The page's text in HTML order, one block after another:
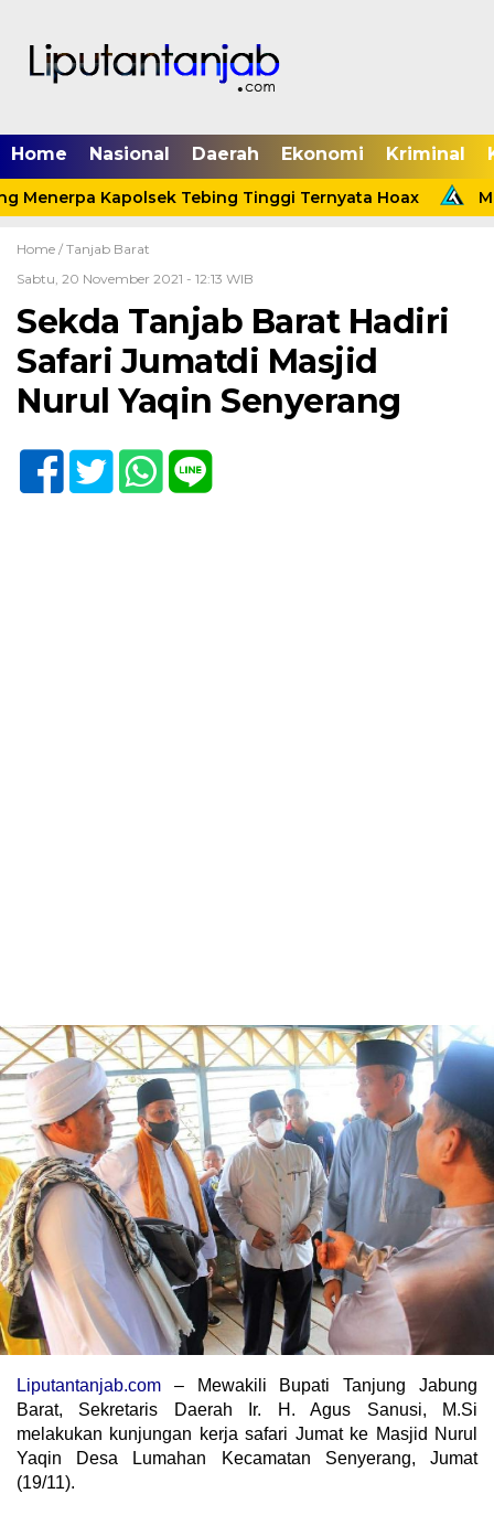
Home Nasional Daerah Ekonomi Kriminal
Kapolsek Tebing Tinggi Ternyata Hoax
Home / Tanjab Barat
Sabtu, 20 November 2021 - 12:13 WIB
Sekda Tanjab Barat Hadiri
Safari Jumatdi Masjid
Nurul Yaqin Senyerang
Liputantanjab.com – Mewakili Bupati Tanjung Jabung
Barat, Sekretaris Daerah Ir. H. Agus Sanusi, M.Si
melakukan kunjungan kerja safari Jumat ke Masjid Nurul
Yaqin Desa Lumahan Kecamatan Senyerang, Jumat
(19/11).